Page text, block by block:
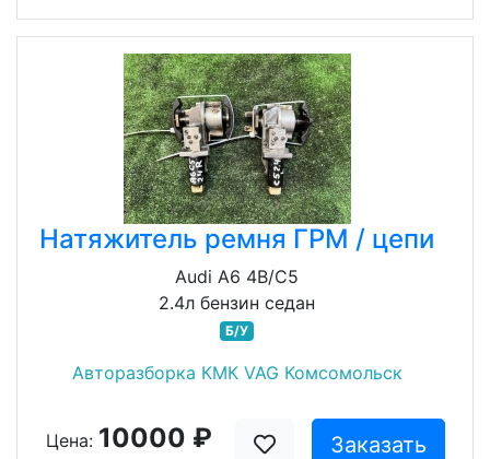
Натяжитель ремня ГРМ / цепи
Audi A6 4B/C5
2.4л бензин седан
Б/У
Авторазборка КМК VAG Комсомольск
Цена: 10000 ₽ Заказать